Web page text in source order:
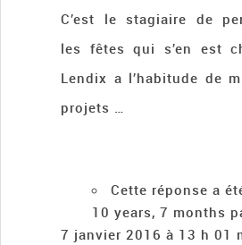
C’est le stagiaire de
les fêtes qui s’en
Lendix a l’habitude de
projets …
Cette réponse a
10 years, 7 months
7 janvier 2016 à 13 h 01